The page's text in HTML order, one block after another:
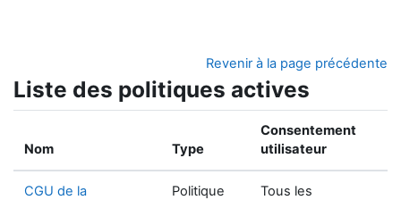
Revenir à la page précédente
Liste des politiques actives
Nom Type
Consentement
utilisateur
CGU de la
Politique
Tous les